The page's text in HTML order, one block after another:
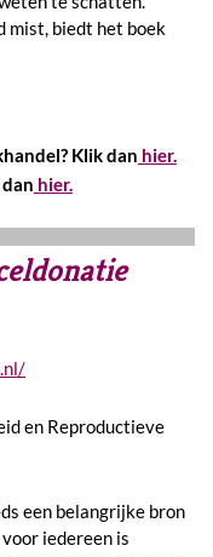
mist, biedt het boek
Klik dan hier.
hier.
en Reproductieve
een belangrijke bron
iedereen is